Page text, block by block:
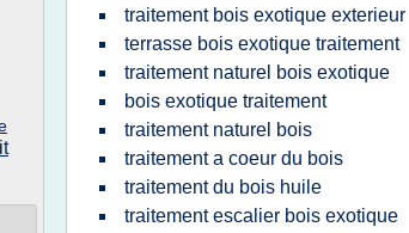
traitement bois exotique exterieur
terrasse bois exotique traitement
traitement naturel bois exotique
bois exotique traitement
traitement naturel bois
traitement a coeur du bois
traitement du bois huile
traitement escalier bois exotique